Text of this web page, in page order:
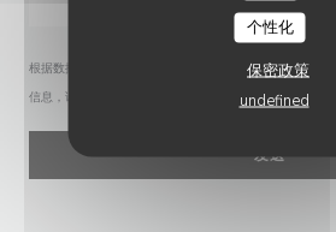
个性化
保密政策
undefined
根据数据保护法规，您有权拒绝接收营销电话。如需了解
信息，请查看我们的